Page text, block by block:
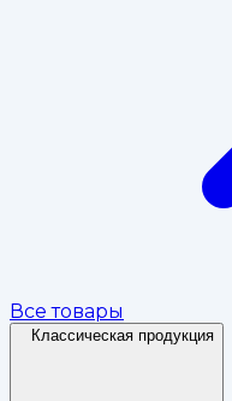
Все товары
Классическая продукция